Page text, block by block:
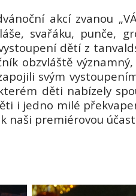
akcí zvanou „
svařáku, punče,
dětí z
obzvláště
svým
děti nabízely
i jedno milé
naši premiérovou